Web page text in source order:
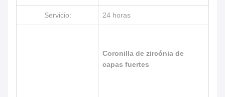
Servicio: 24 horas
Coronilla de zircónia de
capas fuertes